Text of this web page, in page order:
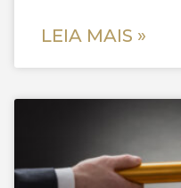
LEIA MAIS »